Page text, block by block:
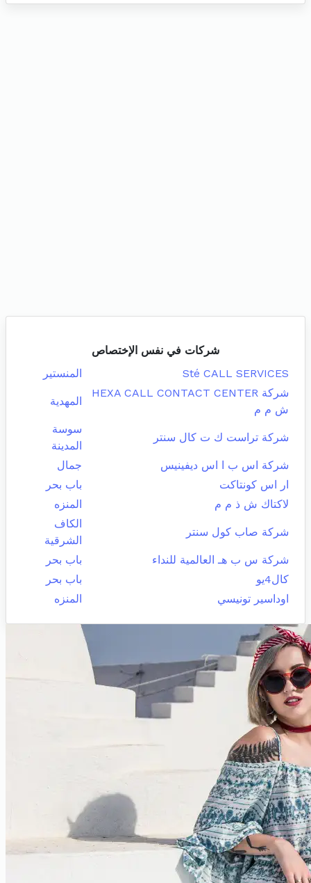
شركات في نفس الإختصاص
Sté CALL SERVICES
المنستير
شركة HEXA CALL CONTACT CENTER
ش م م
المهدية
شركة تراست ك ت كال سنتر
سوسة
المدينة
شركة اس ب ا اس ديفينيس
جمال
ار اس كونتاكت
باب بحر
لاكتاك ش ذ م م
المنزه
شركة صاب كول سنتر
الكاف
الشرقية
شركة س ب هـ العالمية للنداء
باب بحر
كال4يو
باب بحر
اوداسير تونيسي
المنزه